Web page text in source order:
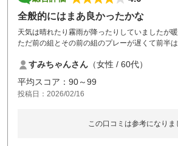
全般的にはまあ良かったかな
天気は晴れたり霧雨が降ったりしていましたが
ただ前の組とその前の組のプレーが遅くて前半
打ってくれれば良いのにとにかく遅かった。
接客態度や食事はとても良かったです
すみちゃんさん （女性 / 60代）
平均スコア：90～99
投稿日：2026/02/16
この口コミは参考になりま